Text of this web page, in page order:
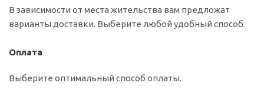
В зависимости от места жительства вам предложат
варианты доставки. Выберите любой удобный способ.
Оплата
Выберите оптимальный способ оплаты.